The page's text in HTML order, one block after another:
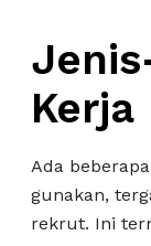
Kerja
Ada
gunakan,
rekrut. Ini